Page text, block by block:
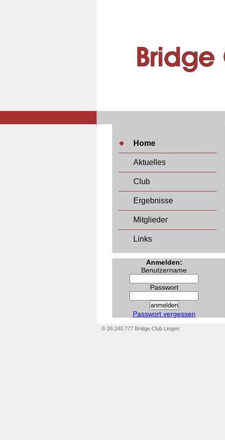
Home
Aktuelles
Club
Ergebnisse
Mitglieder
Links
Anmelden:
Benutzername
Passwort
Passwort vergessen
© 26.240.777 Bridge Club Lingen